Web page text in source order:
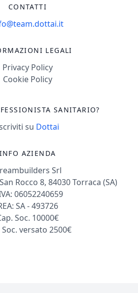
CONTATTI
LEGALI
Privacy Policy
Cookie Policy
SANITARIO?
su Dottai
INFO AZIENDA
Srl
Rocco 8, 84030 Torraca (SA)
06052240659
SA - 493726
Soc. 10000€
Soc. versato 2500€